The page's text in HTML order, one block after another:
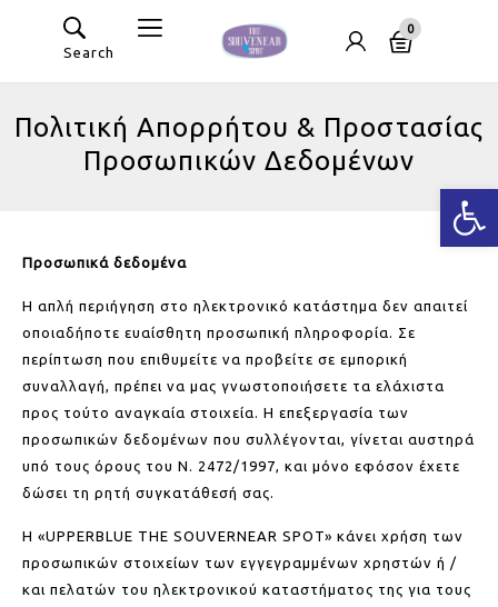
Search
0
Πολιτική Απορρήτου & Προστασίας
Προσωπικών Δεδομένων
Προσωπικά δεδομένα
Η απλή περιήγηση στο ηλεκτρονικό κατάστημα δεν απαιτεί
οποιαδήποτε ευαίσθητη προσωπική πληροφορία. Σε
περίπτωση που επιθυμείτε να προβείτε σε εμπορική
συναλλαγή, πρέπει να μας γνωστοποιήσετε τα ελάχιστα
προς τούτο αναγκαία στοιχεία. Η επεξεργασία των
προσωπικών δεδομένων που συλλέγονται, γίνεται αυστηρά
υπό τους όρους του Ν. 2472/1997, και μόνο εφόσον έχετε
δώσει τη ρητή συγκατάθεσή σας.
Η «UPPERBLUE THE SOUVERNEAR SPOT» κάνει χρήση των
προσωπικών στοιχείων των εγγεγραμμένων χρηστών ή /
και πελατών του ηλεκτρονικού καταστήματος της για τους